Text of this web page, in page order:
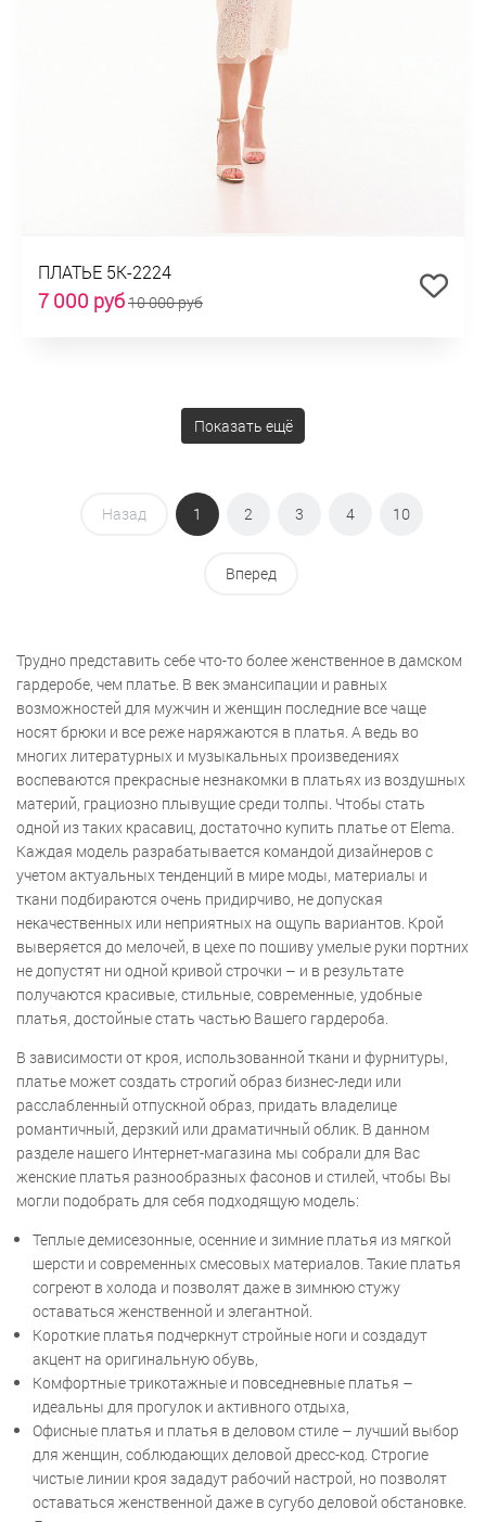
ПЛАТЬЕ 5К-2224
7 000 руб10 000 руб
Показать ещё
Назад 1 2 3 4 10
Вперед
Трудно представить себе что-то более женственное в дамском
гардеробе, чем платье. В век эмансипации и равных
возможностей для мужчин и женщин последние все чаще
носят брюки и все реже наряжаются в платья. А ведь во
многих литературных и музыкальных произведениях
воспеваются прекрасные незнакомки в платьях из воздушных
материй, грациозно плывущие среди толпы. Чтобы стать
одной из таких красавиц, достаточно купить платье от Elema.
Каждая модель разрабатывается командой дизайнеров с
учетом актуальных тенденций в мире моды, материалы и
ткани подбираются очень придирчиво, не допуская
некачественных или неприятных на ощупь вариантов. Крой
выверяется до мелочей, в цехе по пошиву умелые руки портних
не допустят ни одной кривой строчки – и в результате
получаются красивые, стильные, современные, удобные
платья, достойные стать частью Вашего гардероба.
В зависимости от кроя, использованной ткани и фурнитуры,
платье может создать строгий образ бизнес-леди или
расслабленный отпускной образ, придать владелице
романтичный, дерзкий или драматичный облик. В данном
разделе нашего Интернет-магазина мы собрали для Вас
женские платья разнообразных фасонов и стилей, чтобы Вы
могли подобрать для себя подходящую модель:
Теплые демисезонные, осенние и зимние платья из мягкой
шерсти и современных смесовых материалов. Такие платья
согреют в холода и позволят даже в зимнюю стужу
оставаться женственной и элегантной.
Короткие платья подчеркнут стройные ноги и создадут
акцент на оригинальную обувь,
Комфортные трикотажные и повседневные платья –
идеальны для прогулок и активного отдыха,
Офисные платья и платья в деловом стиле – лучший выбор
для женщин, соблюдающих деловой дресс-код. Строгие
чистые линии кроя зададут рабочий настрой, но позволят
оставаться женственной даже в сугубо деловой обстановке.